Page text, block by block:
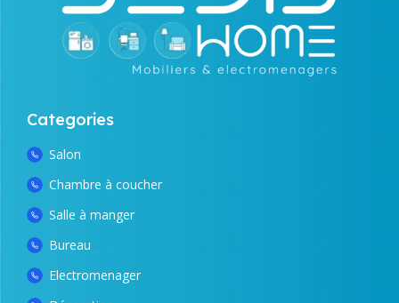
Categories
Salon
Chambre à coucher
Salle à manger
Bureau
Electromenager